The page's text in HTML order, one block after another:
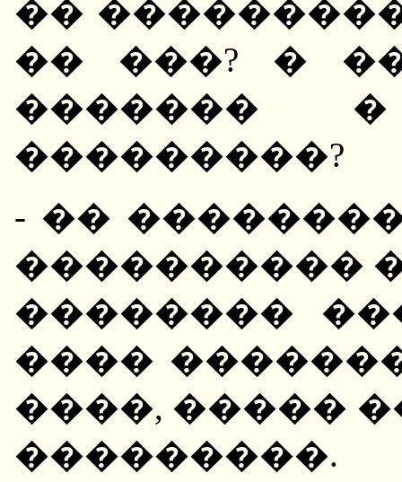
��
�� ���? �
������� �
���������?
- ��
����������
��������
����
����, �����